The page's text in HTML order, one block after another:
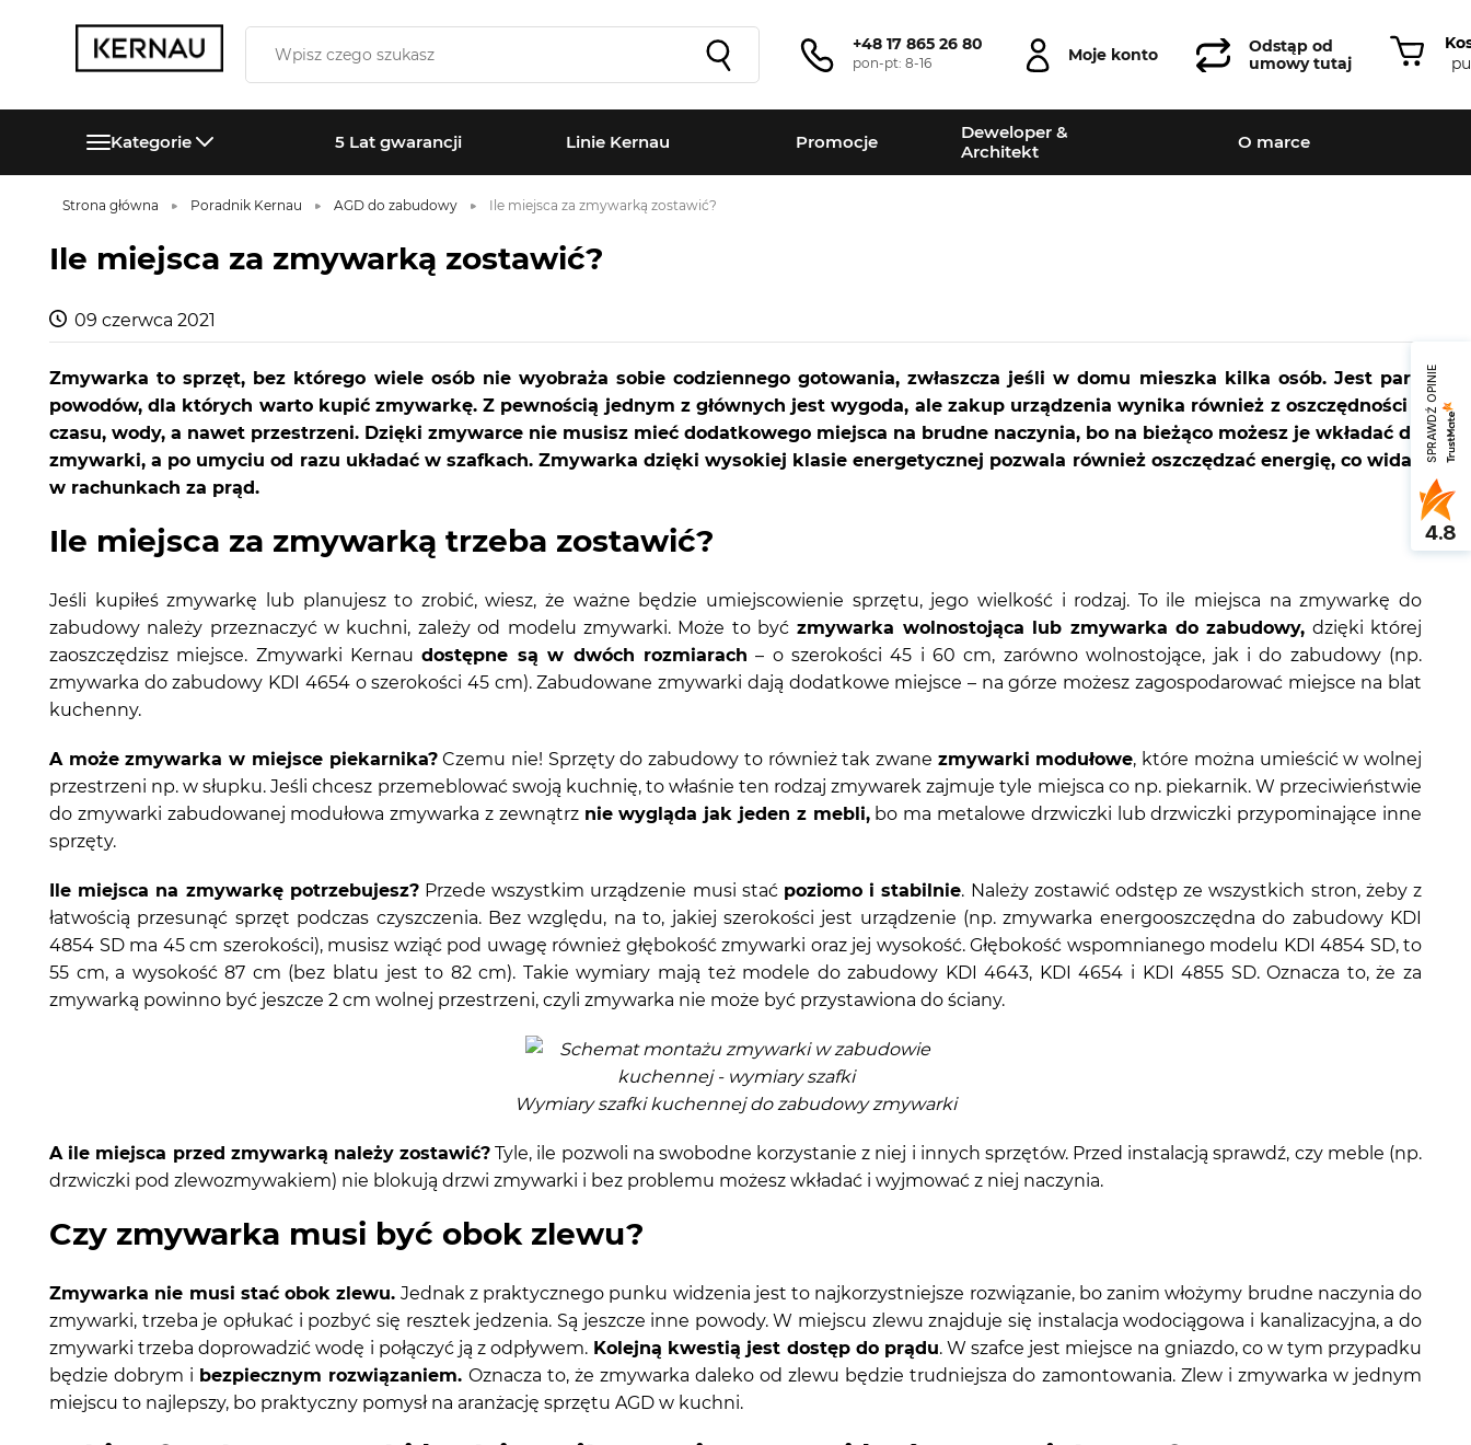
+48 17 865 26 80
pon-pt: 8-16 Moje konto
Odstąp od
umowy tutaj
Kategorie 5 Lat gwarancji Linie Kernau Promocje
Deweloper &
Architekt
O marce
Strona główna Poradnik Kernau AGD do zabudowy Ile miejsca za zmywarką zostawić?
Ile miejsca za zmywarką zostawić?
09 czerwca 2021
Zmywarka to sprzęt, bez którego wiele osób nie wyobraża sobie codziennego gotowania, zwłaszcza jeśli w domu mieszka kilka osób. Jest parę
powodów, dla których warto kupić zmywarkę. Z pewnością jednym z głównych jest wygoda, ale zakup urządzenia wynika również z oszczędności –
czasu, wody, a nawet przestrzeni. Dzięki zmywarce nie musisz mieć dodatkowego miejsca na brudne naczynia, bo na bieżąco możesz je wkładać do
zmywarki, a po umyciu od razu układać w szafkach. Zmywarka dzięki wysokiej klasie energetycznej pozwala również oszczędzać energię, co widać
w rachunkach za prąd.
Ile miejsca za zmywarką trzeba zostawić?
Jeśli kupiłeś zmywarkę lub planujesz to zrobić, wiesz, że ważne będzie umiejscowienie sprzętu, jego wielkość i rodzaj. To ile miejsca na zmywarkę do
zabudowy należy przeznaczyć w kuchni, zależy od modelu zmywarki. Może to być zmywarka wolnostojąca lub zmywarka do zabudowy, dzięki której
zaoszczędzisz miejsce. Zmywarki Kernaudostępne są w dwóch rozmiarach – o szerokości 45 i 60 cm, zarówno wolnostojące, jak i do zabudowy (np.
zmywarka do zabudowy KDI 4654 o szerokości 45 cm). Zabudowane zmywarki dają dodatkowe miejsce – na górze możesz zagospodarować miejsce na blat
kuchenny.
A może zmywarka w miejsce piekarnika?Czemu nie! Sprzęty do zabudowy to również tak zwane zmywarki modułowe, które można umieścić w wolnej
przestrzeni np. w słupku. Jeśli chcesz przemeblować swoją kuchnię, to właśnie ten rodzaj zmywarek zajmuje tyle miejsca co np. piekarnik. W przeciwieństwie
do zmywarki zabudowanej modułowa zmywarka z zewnątrz nie wygląda jak jeden z mebli,bo ma metalowe drzwiczki lub drzwiczki przypominające inne
sprzęty.
Ile miejsca na zmywarkę potrzebujesz?Przede wszystkim urządzenie musi stać poziomo i stabilnie. Należy zostawić odstęp ze wszystkich stron, żeby z
łatwością przesunąć sprzęt podczas czyszczenia. Bez względu, na to, jakiej szerokości jest urządzenie (np. zmywarka energooszczędna do zabudowy KDI
4854 SD ma 45 cm szerokości), musisz wziąć pod uwagę również głębokość zmywarki oraz jej wysokość. Głębokość wspomnianego modelu KDI 4854 SD, to
55 cm, a wysokość 87 cm (bez blatu jest to 82 cm). Takie wymiary mają też modele do zabudowy KDI 4643, KDI 4654 i KDI 4855 SD. Oznacza to, że za
zmywarką powinno być jeszcze 2 cm wolnej przestrzeni, czyli zmywarka nie może być przystawiona do ściany.
Wymiary szafki kuchennej do zabudowy zmywarki
A ile miejsca przed zmywarką należy zostawić? Tyle, ile pozwoli na swobodne korzystanie z niej i innych sprzętów. Przed instalacją sprawdź, czy meble (np.
drzwiczki pod zlewozmywakiem) nie blokują drzwi zmywarki i bez problemu możesz wkładać i wyjmować z niej naczynia.
Czy zmywarka musi być obok zlewu?
Zmywarka nie musi stać obok zlewu. Jednak z praktycznego punku widzenia jest to najkorzystniejsze rozwiązanie, bo zanim włożymy brudne naczynia do
zmywarki, trzeba je opłukać i pozbyć się resztek jedzenia. Są jeszcze inne powody. W miejscu zlewu znajduje się instalacja wodociągowa i kanalizacyjna, a do
zmywarki trzeba doprowadzić wodę i połączyć ją z odpływem. Kolejną kwestią jest dostęp do prądu. W szafce jest miejsce na gniazdo, co w tym przypadku
będzie dobrym i bezpiecznym rozwiązaniem. Oznacza to, że zmywarka daleko od zlewu będzie trudniejsza do zamontowania. Zlew i zmywarka w jednym
miejscu to najlepszy, bo praktyczny pomysł na aranżację sprzętu AGD w kuchni.
SPRAWDŹ OPINIE
4.8